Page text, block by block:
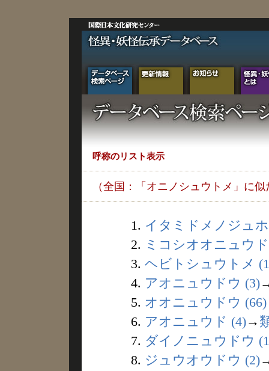
呼称のリスト表示
（全国：「オニノシュウトメ」に
1. イタミドメノジュ
2. ミコシオオニュウ
3. ヘビトシュウトメ
4. アオニュウドウ (3)
5. オオニュウドウ (66)
6. アオニュウド (4)→
7. ダイノニュウドウ
8. ジュウオウドウ (2)